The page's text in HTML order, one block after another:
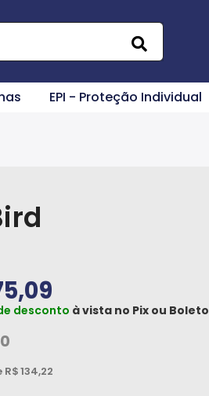
EPI - Proteção Individual
desconto à vista no Pix ou Boleto
R$134,22